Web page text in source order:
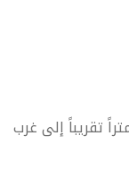
الدولي على بعد 32 كيلومتراً تقريباً إلى غرب